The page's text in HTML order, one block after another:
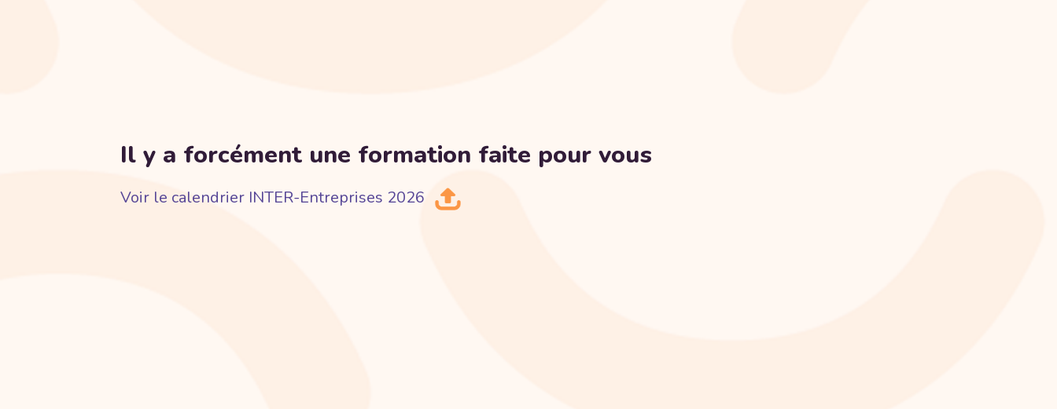
Il y a forcément une formation faite pour vous
Voir le calendrier INTER-Entreprises 2026